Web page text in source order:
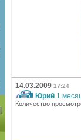
14.03.2009 17:24
Юрий 1
Количество